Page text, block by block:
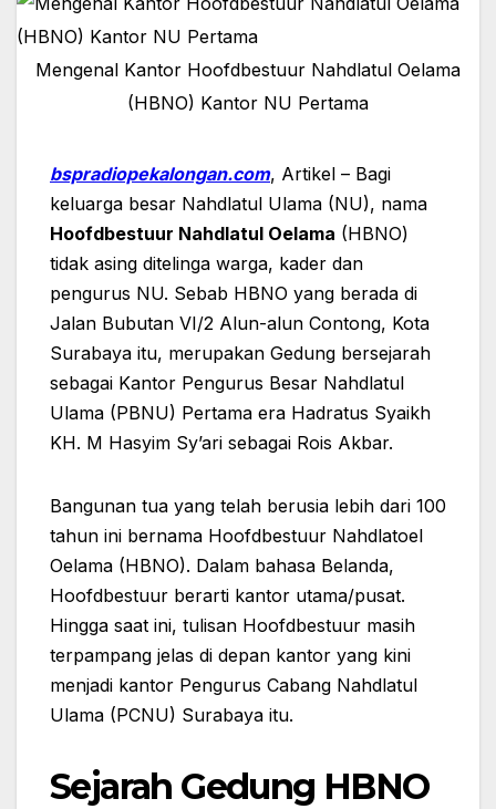
Mengenal Kantor Hoofdbestuur Nahdlatul Oelama
(HBNO) Kantor NU Pertama
bspradiopekalongan.com, Artikel – Bagi
keluarga besar Nahdlatul Ulama (NU), nama
Hoofdbestuur Nahdlatul Oelama (HBNO)
tidak asing ditelinga warga, kader dan
pengurus NU. Sebab HBNO yang berada di
Jalan Bubutan VI/2 Alun-alun Contong, Kota
Surabaya itu, merupakan Gedung bersejarah
sebagai Kantor Pengurus Besar Nahdlatul
Ulama (PBNU) Pertama era Hadratus Syaikh
KH. M Hasyim Sy’ari sebagai Rois Akbar.
Bangunan tua yang telah berusia lebih dari 100
tahun ini bernama Hoofdbestuur Nahdlatoel
Oelama (HBNO). Dalam bahasa Belanda,
Hoofdbestuur berarti kantor utama/pusat.
Hingga saat ini, tulisan Hoofdbestuur masih
terpampang jelas di depan kantor yang kini
menjadi kantor Pengurus Cabang Nahdlatul
Ulama (PCNU) Surabaya itu.
Sejarah Gedung HBNO